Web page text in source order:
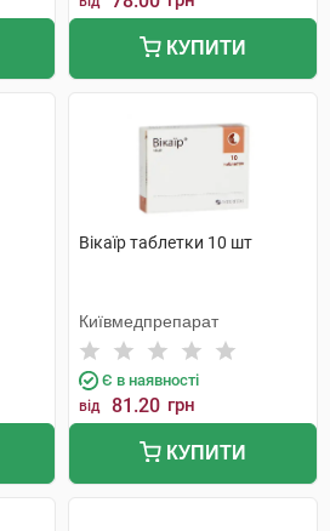
КУПИТИ
Вікаїр таблетки 10 шт
Київмедпрепарат
Є в наявності
від 81.20 грн
КУПИТИ